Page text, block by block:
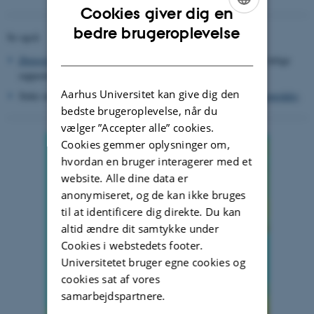
Sider med detaljerede beregningsresultater forudvalgte naturområder
ENGLISH
Cookies giver dig en
bedre brugeroplevelse
Aarhus Universitet kan give dig den
bedste brugeroplevelse, når du
vælger ”Accepter alle” cookies.
Cookies gemmer oplysninger om,
hvordan en bruger interagerer med et
website. Alle dine data er
anonymiseret, og de kan ikke bruges
til at identificere dig direkte. Du kan
altid ændre dit samtykke under
Cookies i webstedets footer.
Universitetet bruger egne cookies og
cookies sat af vores
samarbejdspartnere.